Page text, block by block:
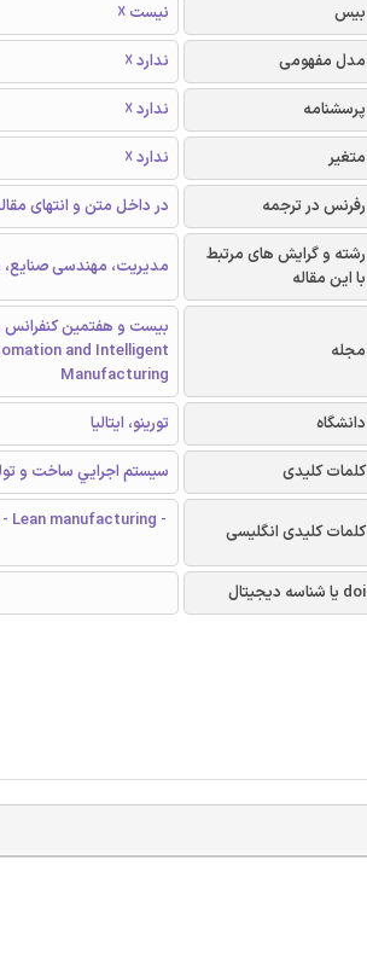
بیس
نیست ☓
مدل مفهومی
ندارد ☓
پرسشنامه
ندارد ☓
متغیر
ندارد ☓
رفرنس در ترجمه
در داخل متن و انتهای
رشته و گرایش های مرتبط
با این مقاله
مدیریت، مهندسی
مجله
and Intelligent
Manufacturing
دانشگاه
تورینو، ایتالیا
کلمات کلیدی
سيستم اجرايي ساخت و
کلمات کلیدی انگلیسی
Lean manufacturing -
doi یا شناسه دیجیتال